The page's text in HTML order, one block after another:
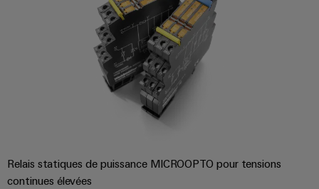
Relais statiques de puissance MICROOPTO pour tensions
continues élevées